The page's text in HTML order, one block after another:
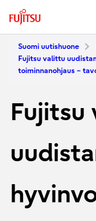
Suomi uutishuone
Fujitsu valittu
toiminnanohjaus –
Fujitsu